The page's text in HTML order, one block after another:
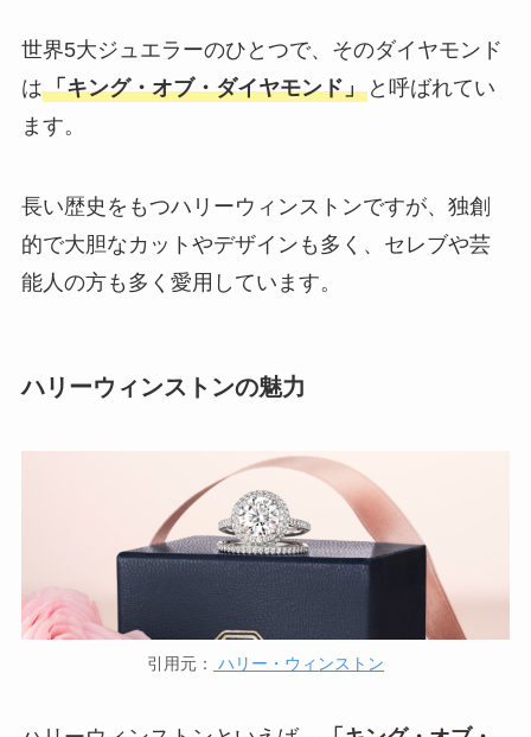
世界5大ジュエラーのひとつで、そのダイヤモンド
は「キング・オブ・ダイヤモンド」と呼ばれてい
ます。
長い歴史をもつハリーウィンストンですが、独創
的で大胆なカットやデザインも多く、セレブや芸
能人の方も多く愛用しています。
ハリーウィンストンの魅力
引用元： ハリー・ウィンストン